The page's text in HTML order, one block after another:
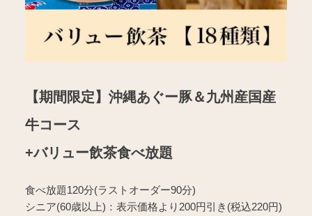
【期間限定】沖縄あぐー豚＆九州産国産
牛コース
+バリュー飲茶食べ放題
食べ放題120分(ラストオーダー90分)
シニア(60歳以上)：表示価格より200円引き(税込220円)